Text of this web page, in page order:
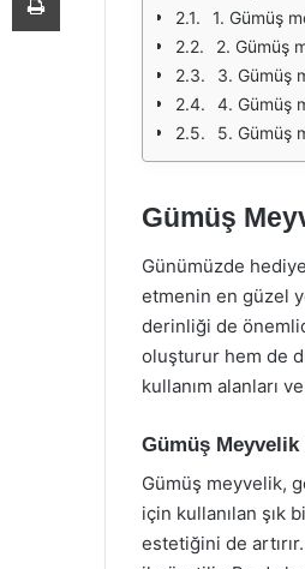
1. Gümüş
2. Gümüş
3. Gümüş
4. Gümüş
5. Gümüş
Gümüş
Günümüzde
etmenin en güzel
derinliği de
oluşturur hem de
kullanım alanları
Gümüş Meyvelik
Gümüş meyvelik,
için kullanılan şık
estetiğini de